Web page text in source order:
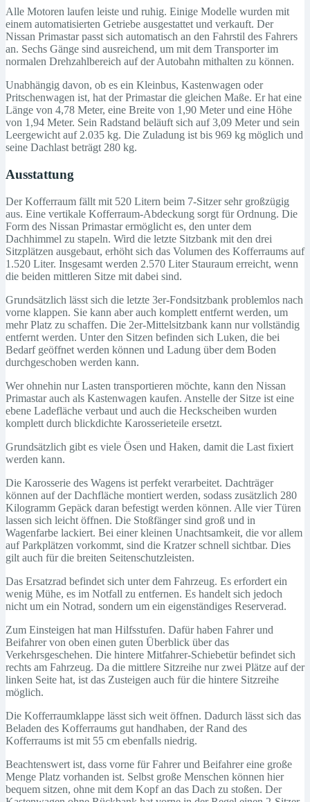
Alle Motoren laufen leiste und ruhig. Einige Modelle wurden mit
einem automatisierten Getriebe ausgestattet und verkauft. Der
Nissan Primastar passt sich automatisch an den Fahrstil des Fahrers
an. Sechs Gänge sind ausreichend, um mit dem Transporter im
normalen Drehzahlbereich auf der Autobahn mithalten zu können.
Unabhängig davon, ob es ein Kleinbus, Kastenwagen oder
Pritschenwagen ist, hat der Primastar die gleichen Maße. Er hat eine
Länge von 4,78 Meter, eine Breite von 1,90 Meter und eine Höhe
von 1,94 Meter. Sein Radstand beläuft sich auf 3,09 Meter und sein
Leergewicht auf 2.035 kg. Die Zuladung ist bis 969 kg möglich und
seine Dachlast beträgt 280 kg.
Ausstattung
Der Kofferraum fällt mit 520 Litern beim 7-Sitzer sehr großzügig
aus. Eine vertikale Kofferraum-Abdeckung sorgt für Ordnung. Die
Form des Nissan Primastar ermöglicht es, den unter dem
Dachhimmel zu stapeln. Wird die letzte Sitzbank mit den drei
Sitzplätzen ausgebaut, erhöht sich das Volumen des Kofferraums auf
1.520 Liter. Insgesamt werden 2.570 Liter Stauraum erreicht, wenn
die beiden mittleren Sitze mit dabei sind.
Grundsätzlich lässt sich die letzte 3er-Fondsitzbank problemlos nach
vorne klappen. Sie kann aber auch komplett entfernt werden, um
mehr Platz zu schaffen. Die 2er-Mittelsitzbank kann nur vollständig
entfernt werden. Unter den Sitzen befinden sich Luken, die bei
Bedarf geöffnet werden können und Ladung über dem Boden
durchgeschoben werden kann.
Wer ohnehin nur Lasten transportieren möchte, kann den Nissan
Primastar auch als Kastenwagen kaufen. Anstelle der Sitze ist eine
ebene Ladefläche verbaut und auch die Heckscheiben wurden
komplett durch blickdichte Karosserieteile ersetzt.
Grundsätzlich gibt es viele Ösen und Haken, damit die Last fixiert
werden kann.
Die Karosserie des Wagens ist perfekt verarbeitet. Dachträger
können auf der Dachfläche montiert werden, sodass zusätzlich 280
Kilogramm Gepäck daran befestigt werden können. Alle vier Türen
lassen sich leicht öffnen. Die Stoßfänger sind groß und in
Wagenfarbe lackiert. Bei einer kleinen Unachtsamkeit, die vor allem
auf Parkplätzen vorkommt, sind die Kratzer schnell sichtbar. Dies
gilt auch für die breiten Seitenschutzleisten.
Das Ersatzrad befindet sich unter dem Fahrzeug. Es erfordert ein
wenig Mühe, es im Notfall zu entfernen. Es handelt sich jedoch
nicht um ein Notrad, sondern um ein eigenständiges Reserverad.
Zum Einsteigen hat man Hilfsstufen. Dafür haben Fahrer und
Beifahrer von oben einen guten Überblick über das
Verkehrsgeschehen. Die hintere Mitfahrer-Schiebetür befindet sich
rechts am Fahrzeug. Da die mittlere Sitzreihe nur zwei Plätze auf der
linken Seite hat, ist das Zusteigen auch für die hintere Sitzreihe
möglich.
Die Kofferraumklappe lässt sich weit öffnen. Dadurch lässt sich das
Beladen des Kofferraums gut handhaben, der Rand des
Kofferraums ist mit 55 cm ebenfalls niedrig.
Beachtenswert ist, dass vorne für Fahrer und Beifahrer eine große
Menge Platz vorhanden ist. Selbst große Menschen können hier
bequem sitzen, ohne mit dem Kopf an das Dach zu stoßen. Der